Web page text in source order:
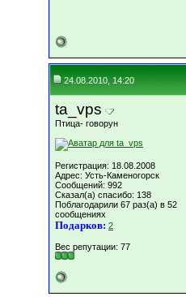
24.08.2010, 14:20
ta_vps
Птица- говорун
Регистрация: 18.08.2008
Адрес: Усть-Каменогорск
Сообщений: 992
Сказал(а) спасибо: 138
Поблагодарили 67 раз(а) в 52
сообщениях
Подарков: 2
Вес репутации: 77